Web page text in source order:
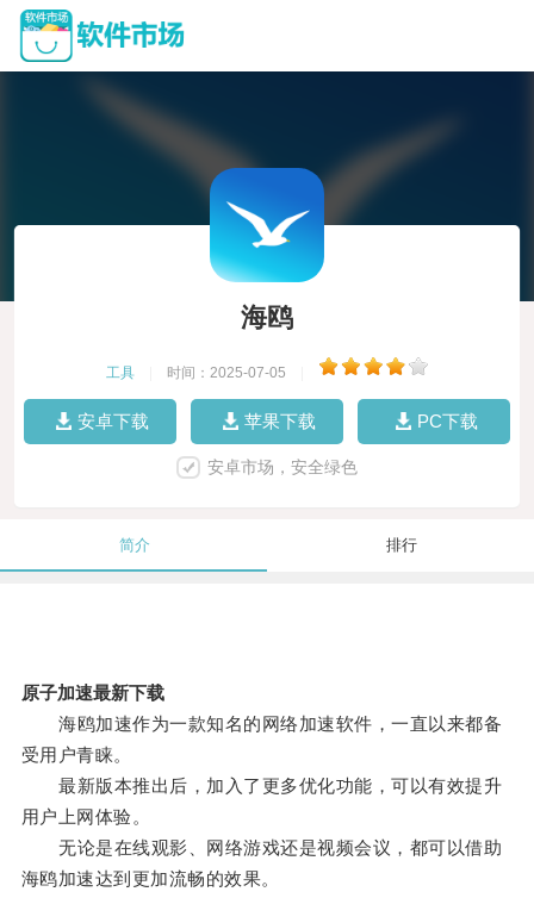
海鸥
工具 时间：2025-07-05
安卓下载 苹果下载 PC下载
安卓市场，安全绿色
简介 排行
原子加速最新下载
海鸥加速作为一款知名的网络加速软件，一直以来都备
受用户青睐。
最新版本推出后，加入了更多优化功能，可以有效提升
用户上网体验。
无论是在线观影、网络游戏还是视频会议，都可以借助
海鸥加速达到更加流畅的效果。